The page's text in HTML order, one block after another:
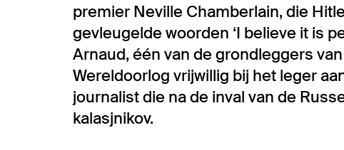
premier Neville Chamberlain, die
gevleugelde woorden ‘I believe it is
Arnaud, één van de grondleggers
Wereldoorlog vrijwillig bij het leger
journalist die na de inval van de
kalasjnikov.